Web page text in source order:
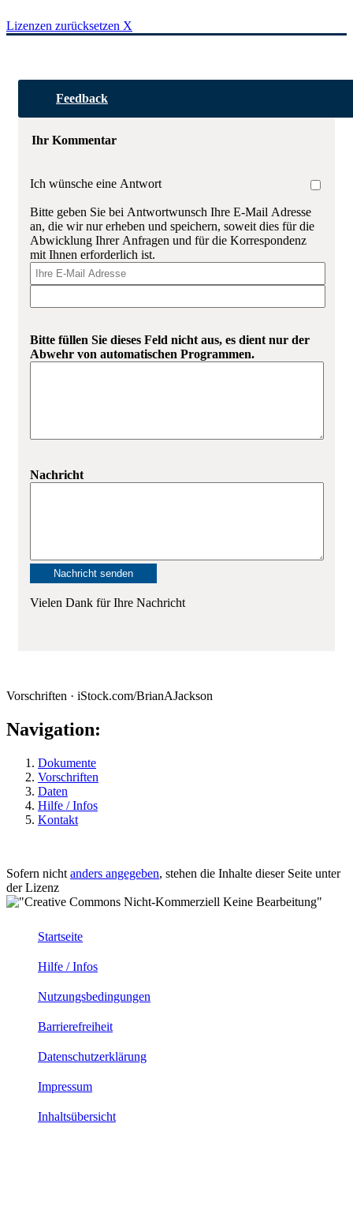
Lizenzen zurücksetzen X
Feedback
Ihr Kommentar
Ich wünsche eine Antwort
Bitte geben Sie bei Antwortwunsch Ihre E-Mail Adresse
an, die wir nur erheben und speichern, soweit dies für die
Abwicklung Ihrer Anfragen und für die Korrespondenz
mit Ihnen erforderlich ist.
Bitte füllen Sie dieses Feld nicht aus, es dient nur der
Abwehr von automatischen Programmen.
Nachricht
Vielen Dank für Ihre Nachricht
Vorschriften · iStock.com/BrianAJackson
Navigation:
Dokumente
Vorschriften
Daten
Hilfe / Infos
Kontakt
Sofern nicht anders angegeben, stehen die Inhalte dieser Seite unter
der Lizenz
Startseite
Hilfe / Infos
Nutzungsbedingungen
Barrierefreiheit
Datenschutzerklärung
Impressum
Inhaltsübersicht